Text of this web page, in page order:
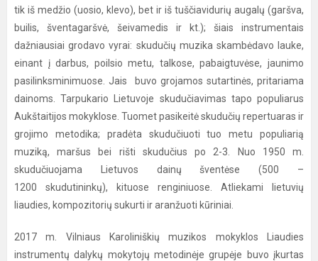
tik iš medžio (uosio, klevo), bet ir iš tuščiavidurių augalų (garšva,
builis, šventagaršvė, šeivamedis ir kt.); šiais instrumentais
dažniausiai grodavo vyrai: skudučių muzika skambėdavo lauke,
einant į darbus, poilsio metu, talkose, pabaigtuvėse, jaunimo
pasilinksminimuose. Jais buvo grojamos sutartinės, pritariama
dainoms. Tarpukario Lietuvoje skudučiavimas tapo populiarus
Aukštaitijos mokyklose. Tuomet pasikeitė skudučių repertuaras ir
grojimo metodika; pradėta skudučiuoti tuo metu populiarią
muziką, maršus bei rišti skudučius po 2-3. Nuo 1950 m.
skudučiuojama Lietuvos dainų šventėse (500 –
1200 skudutininkų), kituose renginiuose. Atliekami lietuvių
liaudies, kompozitorių sukurti ir aranžuoti kūriniai.
2017 m. Vilniaus Karoliniškių muzikos mokyklos Liaudies
instrumentų dalykų mokytojų metodinėje grupėje buvo įkurtas